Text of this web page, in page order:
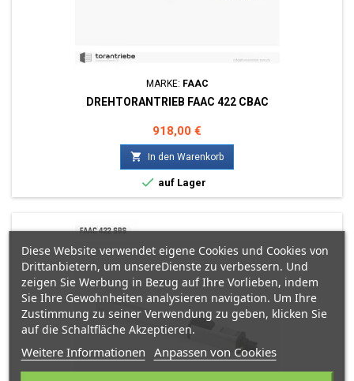
MARKE: FAAC
DREHTORANTRIEB FAAC 422 CBAC
Preis
918,00 €
 In den Warenkorb
 auf Lager
Diese Website verwendet eigene Cookies und Cookies von
Drittanbietern, um unsereDienste zu verbessern. Und
zeigen Sie Werbung in Bezug auf Ihre Vorlieben, indem
Sie Ihre Gewohnheiten analysieren navigation. Um Ihre
Zustimmung zu seiner Verwendung zu geben, klicken Sie
auf die Schaltfläche Akzeptieren.
Weitere Informationen Anpassen von Cookies